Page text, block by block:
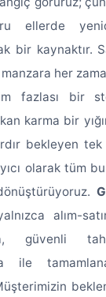
ellerde
bir kaynaktır.
her
fazlası bir
karma bir
bekleyen
olarak tüm
alım-
güvenli
ile